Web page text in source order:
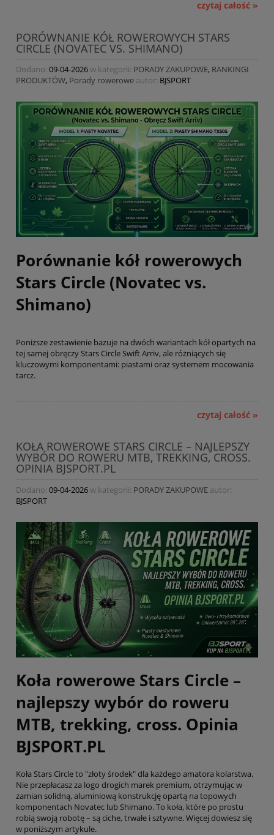
czytaj całość »
PORÓWNANIE KÓŁ ROWEROWYCH STARS
CIRCLE (NOVATEC VS. SHIMANO)
Dodano: 09-04-2026w kategorii: PORADY ZAKUPOWE, RANKINGI
PRODUKTÓW, Porady rowerowe autor: BJSPORT
Porównanie kół rowerowych
Stars Circle (Novatec vs.
Shimano)
Poniższe zestawienie bazuje na dwóch wariantach kół opartych na
tej samej obręczy Stars Circle Swift Arriv, ale różniących się
kluczowymi komponentami: piastami oraz systemem mocowania
tarcz.
czytaj całość »
KOŁA ROWEROWE STARS CIRCLE – NAJLEPSZY
WYBÓR DO ROWERU MTB, TREKKING, CROSS.
OPINIA BJSPORT.PL
Dodano: 09-04-2026w kategorii: PORADY ZAKUPOWE autor:
BJSPORT
Koła rowerowe Stars Circle –
najlepszy wybór do roweru
MTB, trekking, cross. Opinia
BJSPORT.PL
Koła Stars Circle to "złoty środek" dla każdego amatora kolarstwa.
Nie przepłacasz za logo drogich marek premium, otrzymując w
zamian solidną, aluminiową konstrukcję opartą na topowych
komponentach Novatec lub Shimano. To koła, które po prostu
robią swoją robotę – są ciche, trwałe i sztywne. Więcej dowiesz się
w poniższym artykule.